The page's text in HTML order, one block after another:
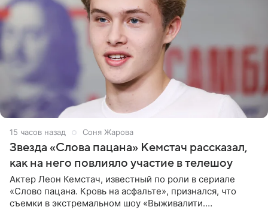
15 часов назад Соня Жарова
Звезда «Слова пацана» Кемстач рассказал,
как на него повлияло участие в телешоу
Актер Леон Кемстач, известный по роли в сериале
«Слово пацана. Кровь на асфальте», признался, что
съемки в экстремальном шоу «Выживалити.